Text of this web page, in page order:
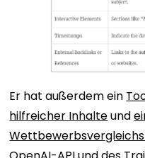
Er hat außerdem ein
hilfreicher Inhalteund